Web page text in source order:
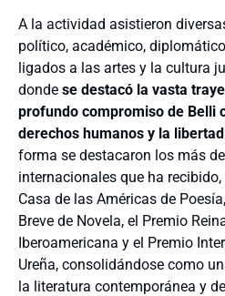
A la actividad asistieron
político, académico,
ligados a las artes y la cultura
donde se destacó la vasta
profundo compromiso de Belli
derechos humanos y la
forma se destacaron los más
internacionales que ha
Casa de las Américas de
Breve de Novela, el Premio
Iberoamericana y el Premio
Ureña, consolidándose como
la literatura contemporánea y